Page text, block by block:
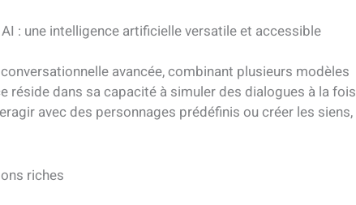
: une intelligence artificielle versatile et accessible
avancée, combinant plusieurs modèles
réside dans sa capacité à simuler des dialogues à la fois
avec des personnages prédéfinis ou créer les siens,
riches